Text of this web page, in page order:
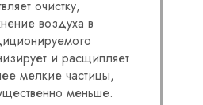
очистку,
воздуха в
и расщипляет
мелкие частицы,
меньше.